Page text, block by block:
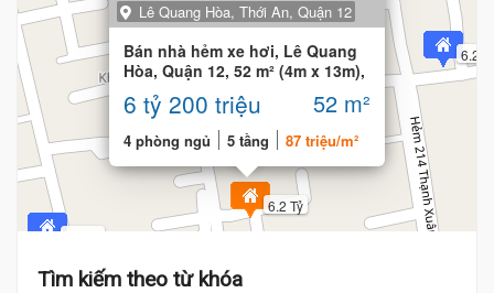
6.2 Tỷ
6.2 Tỷ 6.2
Lê Quang Hòa, Thới An, Quận 12
Bán nhà hẻm xe hơi, Lê Quang
Hòa, Quận 12, 52 m² (4m x 13m),
4 phòng
6 tỷ 200 triệu 52 m²
4 phòng ngủ 5 tầng 87 triệu/m²
Tìm kiếm theo từ khóa